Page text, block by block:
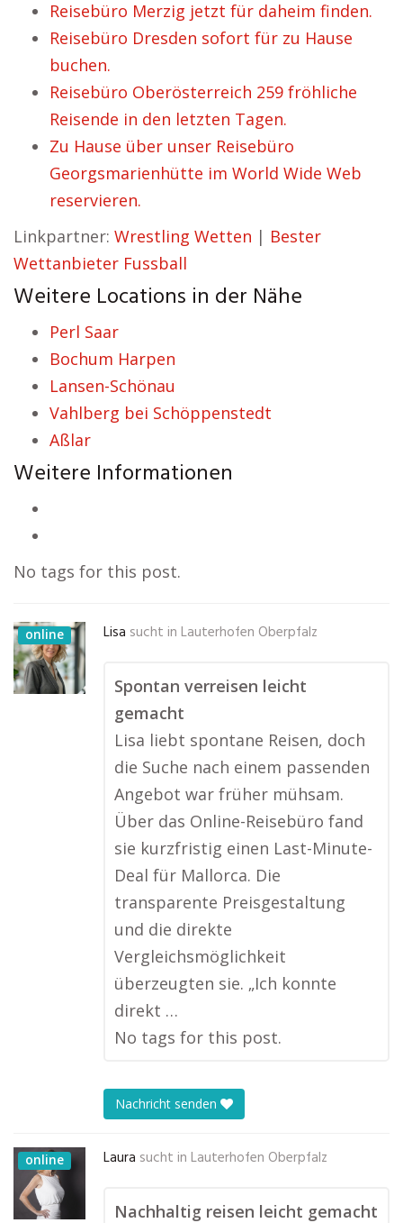
Reisebüro Merzig jetzt für daheim finden.
Reisebüro Dresden sofort für zu Hause
buchen.
Reisebüro Oberösterreich 259 fröhliche
Reisende in den letzten Tagen.
Zu Hause über unser Reisebüro
Georgsmarienhütte im World Wide Web
reservieren.
Linkpartner: Wrestling Wetten | Bester
Wettanbieter Fussball
Weitere Locations in der Nähe
Perl Saar
Bochum Harpen
Lansen-Schönau
Vahlberg bei Schöppenstedt
Aßlar
Weitere Informationen
No tags for this post.
online Lisa sucht in Lauterhofen Oberpfalz
Spontan verreisen leicht
gemacht
Lisa liebt spontane Reisen, doch
die Suche nach einem passenden
Angebot war früher mühsam.
Über das Online-Reisebüro fand
sie kurzfristig einen Last-Minute-
Deal für Mallorca. Die
transparente Preisgestaltung
und die direkte
Vergleichsmöglichkeit
überzeugten sie. „Ich konnte
direkt …
No tags for this post.
Nachricht senden
online Laura sucht in Lauterhofen Oberpfalz
Nachhaltig reisen leicht gemacht